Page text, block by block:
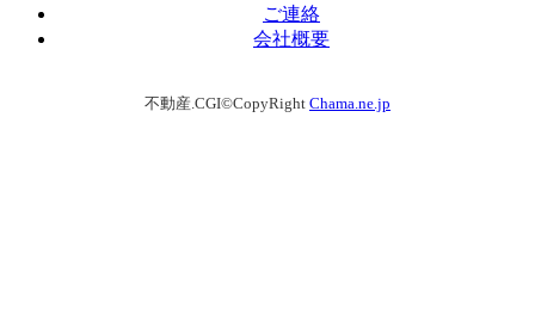
ご連絡
会社概要
不動産.CGI©CopyRight Chama.ne.jp